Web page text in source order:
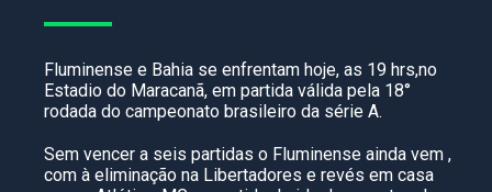
Fluminense e Bahia se enfrentam hoje, as 19 hrs,no
Estadio do Maracanã, em partida válida pela 18°
rodada do campeonato brasileiro da série A.
Sem vencer a seis partidas o Fluminense ainda vem ,
com à eliminação na Libertadores e revés em casa